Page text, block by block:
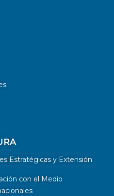
Estratégicas y Extensión
con el Medio